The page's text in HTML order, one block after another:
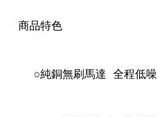
商品特色
○純銅無刷馬達 全程低噪